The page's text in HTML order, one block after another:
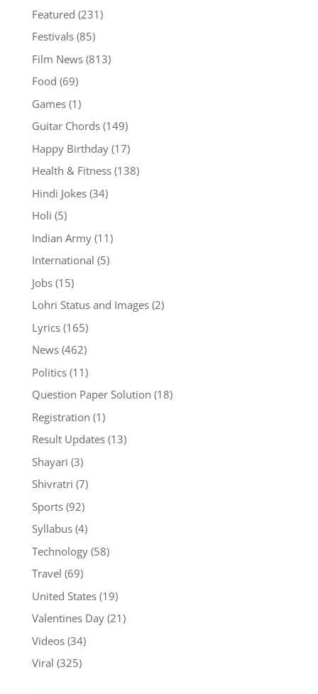
Featured (231)
Festivals(85)
Film News(813)
Food (69)
Games(1)
Guitar Chords(149)
Happy Birthday(17)
Health & Fitness(138)
Hindi Jokes(34)
Holi (5)
Indian Army(11)
International (5)
Jobs(15)
Lohri Status and Images(2)
Lyrics(165)
News(462)
Politics(11)
Question Paper Solution (18)
Registration (1)
Result Updates(13)
Shayari (3)
Shivratri (7)
Sports(92)
Syllabus(4)
Technology(58)
Travel (69)
United States(19)
Valentines Day(21)
Videos(34)
Viral (325)